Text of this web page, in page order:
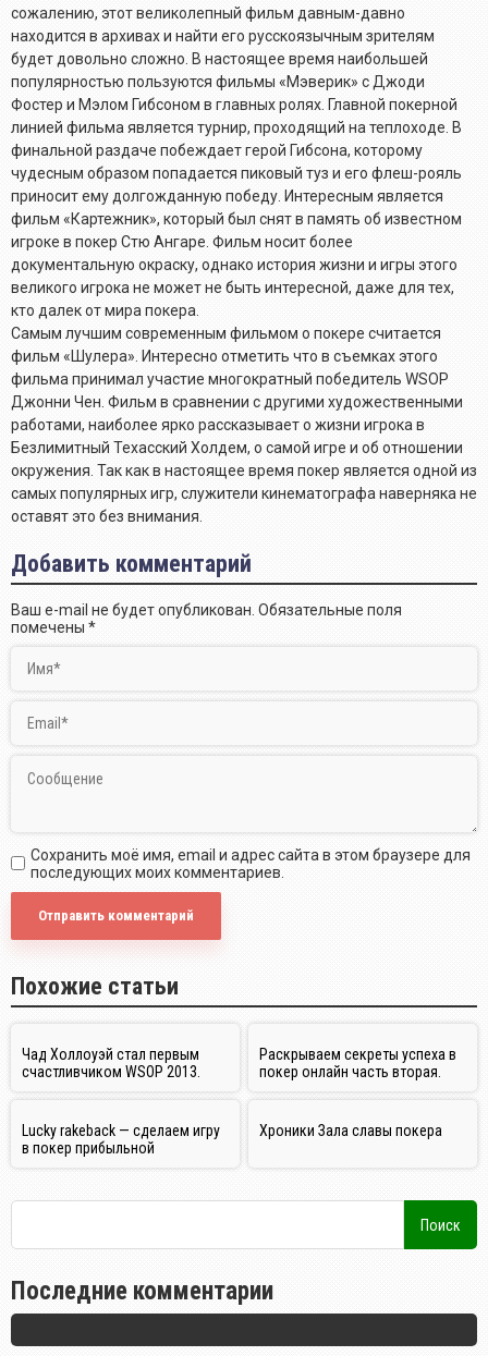
сожалению, этот великолепный фильм давным-давно
находится в архивах и найти его русскоязычным зрителям
будет довольно сложно. В настоящее время наибольшей
популярностью пользуются фильмы «Мэверик» с Джоди
Фостер и Мэлом Гибсоном в главных ролях. Главной покерной
линией фильма является турнир, проходящий на теплоходе. В
финальной раздаче побеждает герой Гибсона, которому
чудесным образом попадается пиковый туз и его флеш-рояль
приносит ему долгожданную победу. Интересным является
фильм «Картежник», который был снят в память об известном
игроке в покер Стю Ангаре. Фильм носит более
документальную окраску, однако история жизни и игры этого
великого игрока не может не быть интересной, даже для тех,
кто далек от мира покера.
Самым лучшим современным фильмом о покере считается
фильм «Шулера». Интересно отметить что в съемках этого
фильма принимал участие многократный победитель WSOP
Джонни Чен. Фильм в сравнении с другими художественными
работами, наиболее ярко рассказывает о жизни игрока в
Безлимитный Техасский Холдем, о самой игре и об отношении
окружения. Так как в настоящее время покер является одной из
самых популярных игр, служители кинематографа наверняка не
оставят это без внимания.
Добавить комментарий
Ваш e-mail не будет опубликован. Обязательные поля
помечены *
Сохранить моё имя, email и адрес сайта в этом браузере для
последующих моих комментариев.
Похожие статьи
Чад Холлоуэй стал первым
счастливчиком WSOP 2013.
Раскрываем секреты успеха в
покер онлайн часть вторая.
Lucky rakeback — сделаем игру
в покер прибыльной
Хроники Зала славы покера
Последние комментарии